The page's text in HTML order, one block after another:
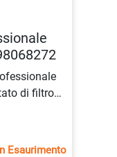
di filtro
con
acciaio
Esaurimento